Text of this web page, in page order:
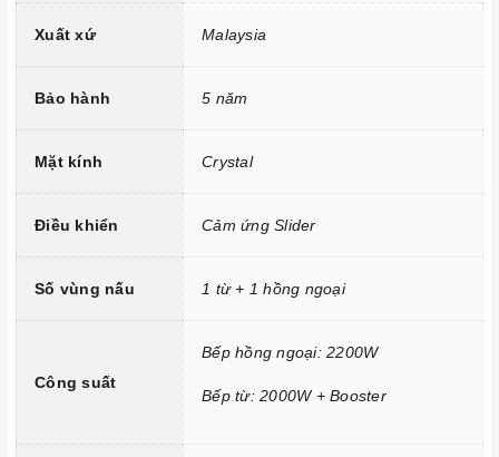
Đầu đốt EGO Hi-light
Công nghệ biến tần INVERTER tiết kiệm 40% điện năng.
Trang bị 9 dải công suất nấu.
Công nghệ hiện đại
Tính năng vượt trội
Xuất xứ Malaysia
Bảo hành 5 năm
Mặt kính Crystal
Điều khiển Cảm ứng Slider
Số vùng nấu 1 từ + 1 hồng ngoại
Công suất
Bếp hồng ngoại: 2200W
Bếp từ: 2000W + Booster